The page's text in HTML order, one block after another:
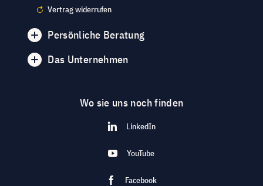
Vertrag widerrufen
Persönliche Beratung
Das Unternehmen
Wo sie uns noch finden
LinkedIn
YouTube
Facebook